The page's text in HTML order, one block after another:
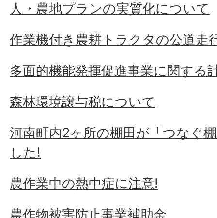
人・農地プランの実質化について
作業機付き農耕トラクタの公道走
多面的機能発揮促進事業に関する
森林環境譲与税について
河南町内2ヶ所の棚田が「つなぐ
した!
農作業中の熱中症に注意!
農作物被害防止事業補助金